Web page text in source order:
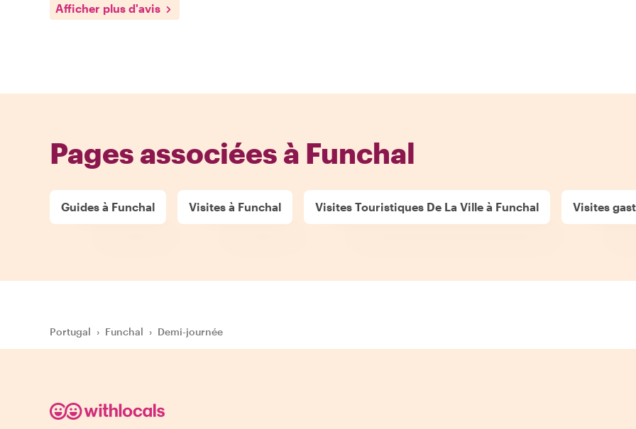
Afficher plus d'avis
Pages associées à Funchal
Guides à Funchal Visites à Funchal Visites Touristiques De La Ville à Funchal Visites
Portugal › Funchal › Demi-journée